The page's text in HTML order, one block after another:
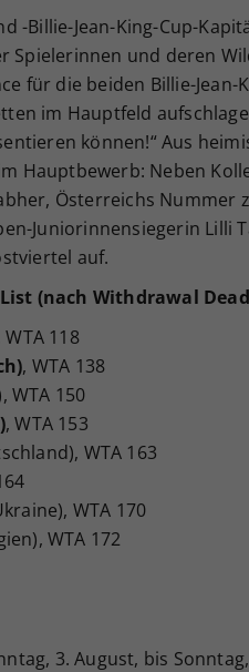
-Billie-Jean-King-Cup-
Spielerinnen und deren
für die beiden Billie-
im Hauptfeld
können!“ Aus
Hauptbewerb: Neben
Österreichs Nummer
Juniorinnensiegerin Lilli
auf.
(nach Withdrawal
118
, WTA 138
WTA 150
, WTA 153
WTA 163
WTA 170
WTA 172
3. August, bis